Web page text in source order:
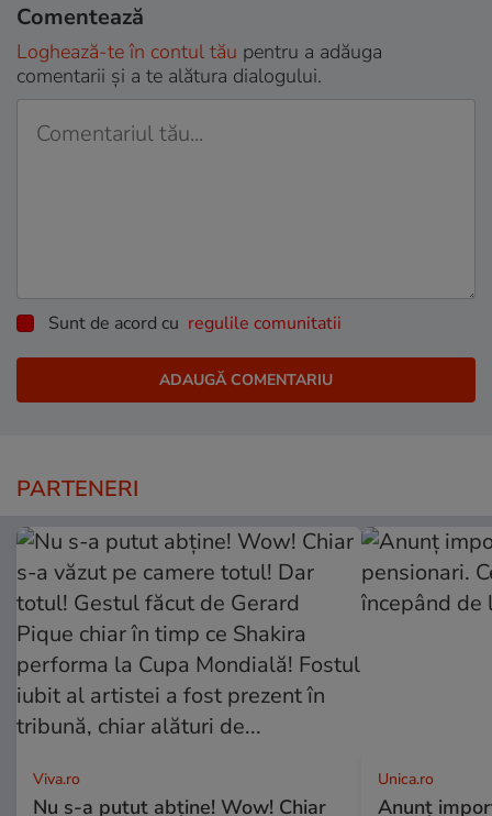
Comentează
Loghează-te în contul tău pentru a adăuga
comentarii și a te alătura dialogului.
Sunt de acord cu regulile comunitatii
PARTENERI
Viva.ro
Nu s-a putut abține! Wow! Chiar
Unica.ro
Anunț